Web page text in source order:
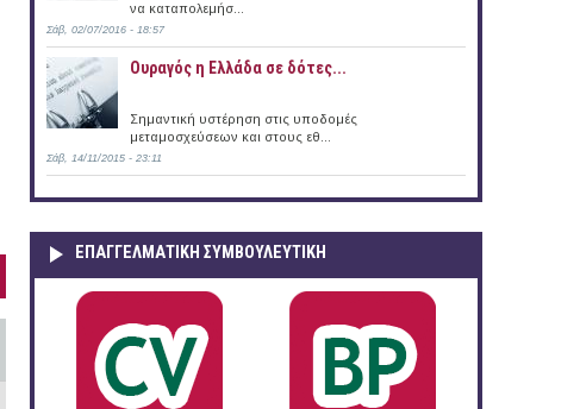
να καταπολεμήσ...
Σάβ, 02/07/2016 - 18:57
Ουραγός η Ελλάδα σε δότες...
Σημαντική υστέρηση στις υποδομές
μεταμοσχεύσεων και στους εθ...
Σάβ, 14/11/2015 - 23:11
ΕΠΑΓΓΕΛΜΑΤΙΚΉ ΣΥΜΒΟΥΛΕΥΤΙΚΉ